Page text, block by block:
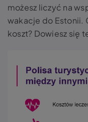
możesz liczyć na
wakacje do Estonii.
koszt? Dowiesz się